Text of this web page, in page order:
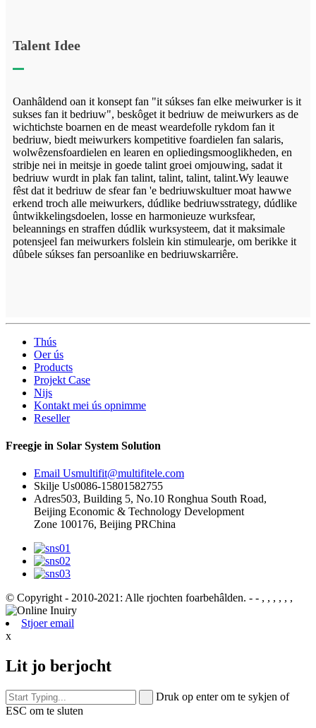
Talent Idee
Oanhâldend oan it konsept fan "it súkses fan elke meiwurker is it
sukses fan it bedriuw", beskôget it bedriuw de meiwurkers as de
wichtichste boarnen en de meast weardefolle rykdom fan it
bedriuw, biedt meiwurkers kompetitive foardielen fan salaris,
wolwêzensfoardielen en learen en opliedingsmooglikheden, en
stribje nei in meitsje in goede talint groei omjouwing, sadat it
bedriuw wurdt in plak fan talint, talint, talint, talint.Wy leauwe
fêst dat it bedriuw de sfear fan 'e bedriuwskultuer moat hawwe
erkend troch alle meiwurkers, dúdlike bedriuwsstrategy, dúdlike
ûntwikkelingsdoelen, losse en harmonieuze wurksfear,
beleannings en straffen dúdlik wurksysteem, dat it maksimale
potensjeel fan meiwurkers folslein kin stimulearje, om berikke it
dûbele súkses fan persoanlike en bedriuwskarriêre.
Thús
Oer ús
Products
Projekt Case
Nijs
Kontakt mei ús opnimme
Reseller
Freegje in Solar System Solution
Email Usmultifit@multifitele.com
Skilje Us0086-15801582755
Adres503, Building 5, No.10 Ronghua South Road,
Beijing Economic & Technology Development
Zone 100176, Beijing PRChina
© Copyright - 2010-2021: Alle rjochten foarbehâlden. - - , , , , , ,
Stjoer email
x
Lit jo berjocht
Druk op enter om te sykjen of
ESC om te sluten